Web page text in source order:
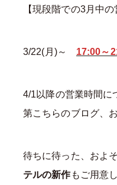
【現段階での3月中の
3/22(月)～ 17:00～
4/1以降の営業時間に
第こちらのブログ、
待ちに待った、およ
テルの新作もご用意